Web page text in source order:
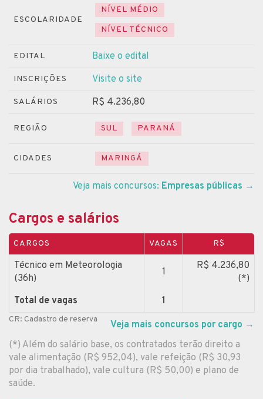
ESCOLARIDADE
NÍVEL MÉDIO
NÍVEL TÉCNICO
EDITAL Baixe o edital
INSCRIÇÕES Visite o site
SALÁRIOS R$ 4.236,80
REGIÃO SUL PARANÁ
CIDADES MARINGÁ
Veja mais concursos: Empresas públicas →
Cargos e salários
CARGOS VAGAS R$
Técnico em Meteorologia
(36h)
1
R$ 4.236,80
(*)
Total de vagas
1
CR: Cadastro de reserva Veja mais concursos por cargo →
(*) Além do salário base, os contratados terão direito a
vale alimentação (R$ 952,04), vale refeição (R$ 30,93
por dia trabalhado), vale cultura (R$ 50,00) e plano de
saúde.